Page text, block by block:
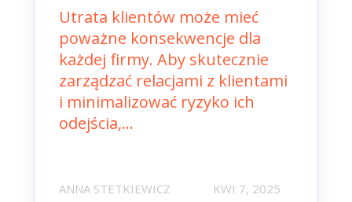
Utrata klientów może mieć
poważne konsekwencje dla
każdej firmy. Aby skutecznie
zarządzać relacjami z klientami
i minimalizować ryzyko ich
odejścia,...
ANNA STETKIEWICZ KWI 7, 2025